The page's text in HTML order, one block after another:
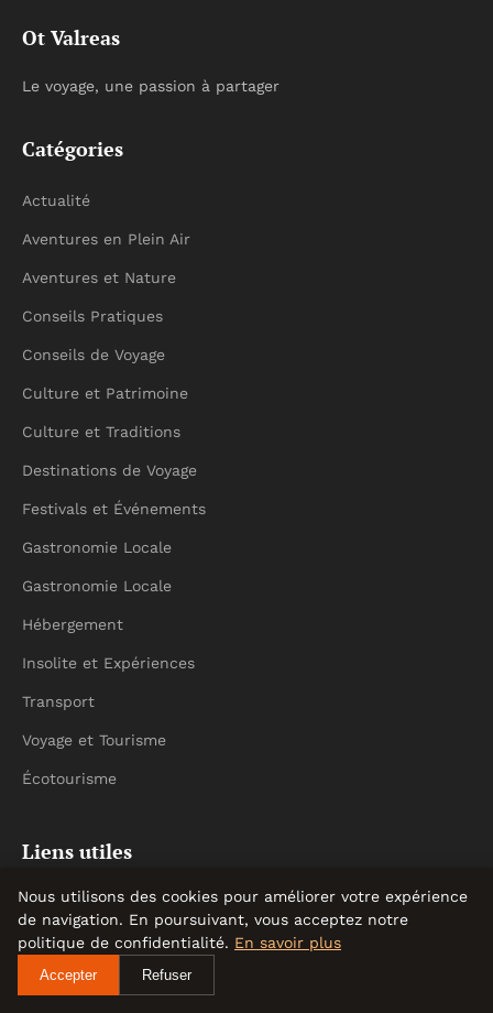
Ot Valreas
Le voyage, une passion à partager
Catégories
Actualité
Aventures en Plein Air
Aventures et Nature
Conseils Pratiques
Conseils de Voyage
Culture et Patrimoine
Culture et Traditions
Destinations de Voyage
Festivals et Événements
Gastronomie Locale
Gastronomie Locale
Hébergement
Insolite et Expériences
Transport
Voyage et Tourisme
Écotourisme
Liens utiles
Contact
Informations
Nous utilisons des cookies pour améliorer votre expérience
de navigation. En poursuivant, vous acceptez notre
politique de confidentialité. En savoir plus
Accepter Refuser